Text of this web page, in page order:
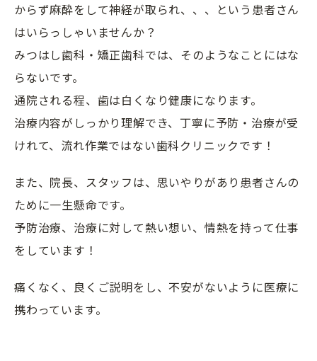
からず麻酔をして神経が取られ、、、という患者さん
はいらっしゃいませんか？
みつはし歯科・矯正歯科では、そのようなことにはな
らないです。
通院される程、歯は白くなり健康になります。
治療内容がしっかり理解でき、丁寧に予防・治療が受
けれて、流れ作業ではない歯科クリニックです！
また、院長、スタッフは、思いやりがあり患者さんの
ために一生懸命です。
予防治療、治療に対して熱い想い、情熱を持って仕事
をしています！
痛くなく、良くご説明をし、不安がないように医療に
携わっています。